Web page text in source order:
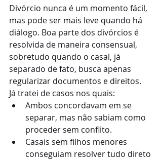
Divórcio nunca é um momento fácil,
mas pode ser mais leve quando há
diálogo. Boa parte dos divórcios é
resolvida de maneira consensual,
sobretudo quando o casal, já
separado de fato, busca apenas
regularizar documentos e direitos.
Já tratei de casos nos quais:
Ambos concordavam em se
separar, mas não sabiam como
proceder sem conflito.
Casais sem filhos menores
conseguiam resolver tudo direto